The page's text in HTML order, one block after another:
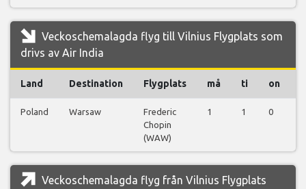
Veckoschemalagda flyg till Vilnius Flygplats som
drivs av Air India
Land Destination Flygplats må ti on
Poland Warsaw
Frederic
Chopin
(WAW)
1 1 0
Veckoschemalagda flyg från Vilnius Flygplats